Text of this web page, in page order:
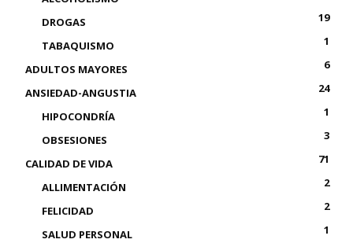
DROGAS
19
TABAQUISMO
1
ADULTOS MAYORES
6
ANSIEDAD-ANGUSTIA
24
HIPOCONDRÍA
1
OBSESIONES
3
CALIDAD DE VIDA
71
ALLIMENTACIÓN
2
FELICIDAD
2
SALUD PERSONAL
1